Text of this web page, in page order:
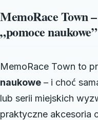
MemoRace Town
„pomoce
MemoRace Town to
naukowe – i choć
lub serii miejskich
praktyczne akcesoria